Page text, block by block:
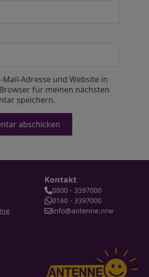
Mail-Adresse und Website in
für meinen nächsten
speichern.
Kontakt
0800 - 3397000
0160 - 3397000
info@antenne.nrw